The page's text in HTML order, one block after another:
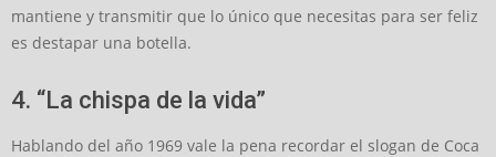
mantiene y transmitir que lo único que necesitas para ser feliz
es destapar una botella.
4. “La chispa de la vida”
Hablando del año 1969 vale la pena recordar el slogan de Coca